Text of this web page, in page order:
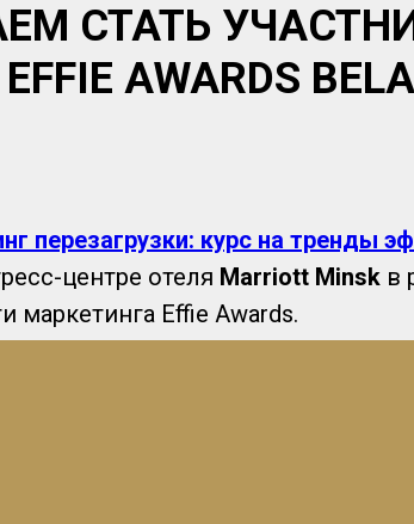
СТАТЬ
EFFIE AWARDS
перезагрузки: курс на тренды
центре отеля Marriott Minsk в
маркетинга Effie Awards.